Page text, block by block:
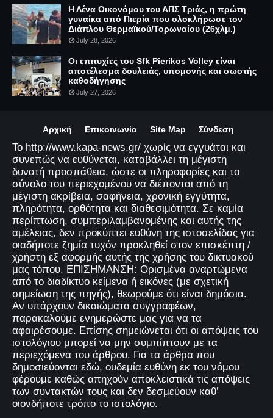
Η Λένα Οικονόμου του ΑΠΣ Τριάς, η πρώτη
γυναίκα από Πιερία που ολοκλήρωσε τον
Διάπλου Θερμαϊκού/Τορωναίου (26χλμ.)
July 28, 2026
Οι επιτυχίες του Sfk Pierikos Volley είναι
αποτέλεσμα δουλειάς, υπομονής και σωστής
καθοδήγησης
July 27, 2026
Αρχική Επικοινωνία Site Map Σύνδεση
Το http://www.kapa-news.gr/ χωρίς να εγγυάται και
συνεπώς να ευθύνεται, καταβάλλει τη μέγιστη
δυνατή προσπάθεια, ώστε οι πληροφορίες και το
σύνολο του περιεχομένου να διέπονται από τη
μέγιστη ακρίβεια, σαφήνεια, χρονική εγγύτητα,
πληρότητα, ορθότητα και διαθεσιμότητα. Σε καμία
περίπτωση, συμπεριλαμβανομένης και αυτής της
αμέλειας, δεν προκύπτει ευθύνη της ιστοσελίδας για
οιαδήποτε ζημία τυχόν προκληθεί στον επισκέπτη /
χρήστη εξ αφορμής αυτής της χρήσης του δικτυακού
μας τόπου. ΕΠΙΣΗΜΑΝΣΗ: Ορισμένα αναρτώμενα
από το διαδίκτυο κείμενα ή εικόνες (με σχετική
σημείωση της πηγής), θεωρούμε ότι είναι δημόσια.
Αν υπάρχουν δικαιώματα συγγραφέων,
παρακαλούμε ενημερώστε μας για να τα
αφαιρέσουμε. Επίσης σημειώνεται ότι οι απόψεις του
ιστολόγιου μπορεί να μην συμπίπτουν με τα
περιεχόμενα του άρθρου. Για τα άρθρα που
δημοσιεύονται εδώ, ουδεμία ευθύνη εκ του νόμου
φέρουμε καθώς απηχούν αποκλειστικά τις απόψεις
των συντακτών τους και δεν δεσμεύουν καθ’
οιονδήποτε τρόπο το ιστολόγιο.